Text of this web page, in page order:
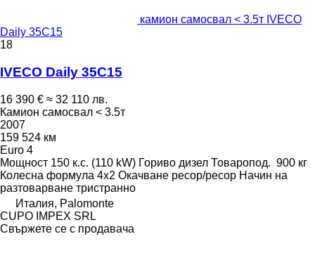
камион самосвал < 3.5т IVECO
Daily 35C15
18
IVECO Daily 35C15
16 390 € ≈ 32 110 лв.
Камион самосвал < 3.5т
2007
159 524 км
Euro 4
Мощност 150 к.с. (110 kW) Гориво дизел Товаропод. 900 кг
Колесна формула 4x2 Окачване ресор/ресор Начин на
разтоварване тристранно
Италия, Palomonte
CUPO IMPEX SRL
Свържете се с продавача